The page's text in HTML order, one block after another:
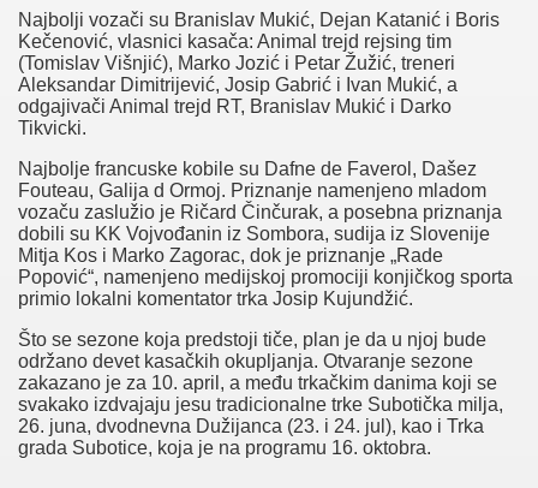
Najbolji vozači su Branislav Mukić, Dejan Katanić i Boris
Kečenović, vlasnici kasača: Animal trejd rejsing tim
(Tomislav Višnjić), Marko Jozić i Petar Žužić, treneri
Aleksandar Dimitrijević, Josip Gabrić i Ivan Mukić, a
odgajivači Animal trejd RT, Branislav Mukić i Darko
Tikvicki.
Najbolje francuske kobile su Dafne de Faverol, Dašez
Fouteau, Galija d Ormoj. Priznanje namenjeno mladom
vozaču zaslužio je Ričard Činčurak, a posebna priznanja
dobili su KK Vojvođanin iz Sombora, sudija iz Slovenije
Mitja Kos i Marko Zagorac, dok je priznanje „Rade
Popović“, namenjeno medijskoj promociji konjičkog sporta
primio lokalni komentator trka Josip Kujundžić.
Što se sezone koja predstoji tiče, plan je da u njoj bude
održano devet kasačkih okupljanja. Otvaranje sezone
zakazano je za 10. april, a među trkačkim danima koji se
svakako izdvajaju jesu tradicionalne trke Subotička milja,
26. juna, dvodnevna Dužijanca (23. i 24. jul), kao i Trka
grada Subotice, koja je na programu 16. oktobra.
Naslovna
Vesti
Dešavanja
Galerije
Laguna